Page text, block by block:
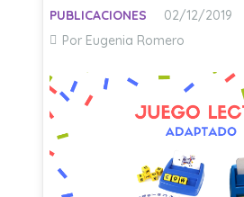
PUBLICACIONES 02/12/2019
Por Eugenia Romero